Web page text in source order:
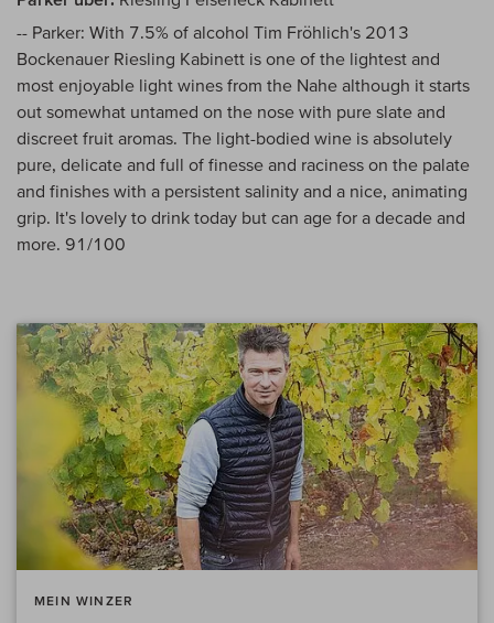
-- Parker: With 7.5% of alcohol Tim Fröhlich's 2013
Bockenauer Riesling Kabinett is one of the lightest and
most enjoyable light wines from the Nahe although it starts
out somewhat untamed on the nose with pure slate and
discreet fruit aromas. The light-bodied wine is absolutely
pure, delicate and full of finesse and raciness on the palate
and finishes with a persistent salinity and a nice, animating
grip. It's lovely to drink today but can age for a decade and
more. 91/100
MEIN WINZER